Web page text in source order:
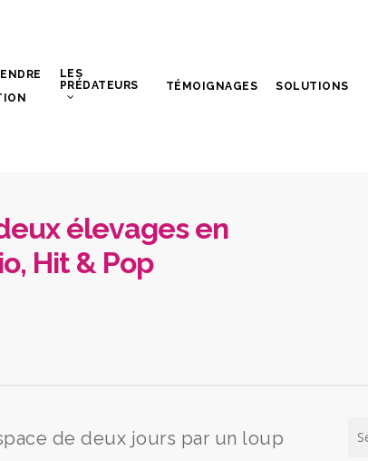
LES
PRÉDATEURS
TÉMOIGNAGES SOLUTIONS
élevages en
Hit & Pop
de deux jours par un loup